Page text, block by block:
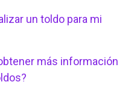
un toldo para mi
más información